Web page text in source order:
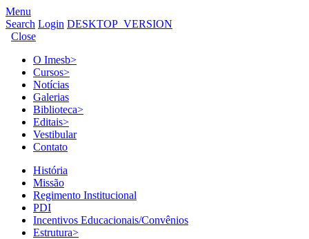
Menu
Search Login DESKTOP_VERSION
Close
O Imesb>
Cursos>
Notícias
Galerias
Biblioteca>
Editais>
Vestibular
Contato
História
Missão
Regimento Institucional
PDI
Incentivos Educacionais/Convênios
Estrutura>